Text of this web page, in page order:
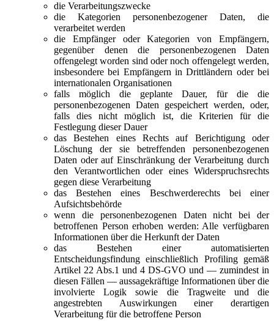
die Verarbeitungszwecke
die Kategorien personenbezogener Daten, die
verarbeitet werden
die Empfänger oder Kategorien von Empfängern,
gegenüber denen die personenbezogenen Daten
offengelegt worden sind oder noch offengelegt werden,
insbesondere bei Empfängern in Drittländern oder bei
internationalen Organisationen
falls möglich die geplante Dauer, für die die
personenbezogenen Daten gespeichert werden, oder,
falls dies nicht möglich ist, die Kriterien für die
Festlegung dieser Dauer
das Bestehen eines Rechts auf Berichtigung oder
Löschung der sie betreffenden personenbezogenen
Daten oder auf Einschränkung der Verarbeitung durch
den Verantwortlichen oder eines Widerspruchsrechts
gegen diese Verarbeitung
das Bestehen eines Beschwerderechts bei einer
Aufsichtsbehörde
wenn die personenbezogenen Daten nicht bei der
betroffenen Person erhoben werden: Alle verfügbaren
Informationen über die Herkunft der Daten
das Bestehen einer automatisierten
Entscheidungsfindung einschließlich Profiling gemäß
Artikel 22 Abs.1 und 4 DS-GVO und — zumindest in
diesen Fällen — aussagekräftige Informationen über die
involvierte Logik sowie die Tragweite und die
angestrebten Auswirkungen einer derartigen
Verarbeitung für die betroffene Person